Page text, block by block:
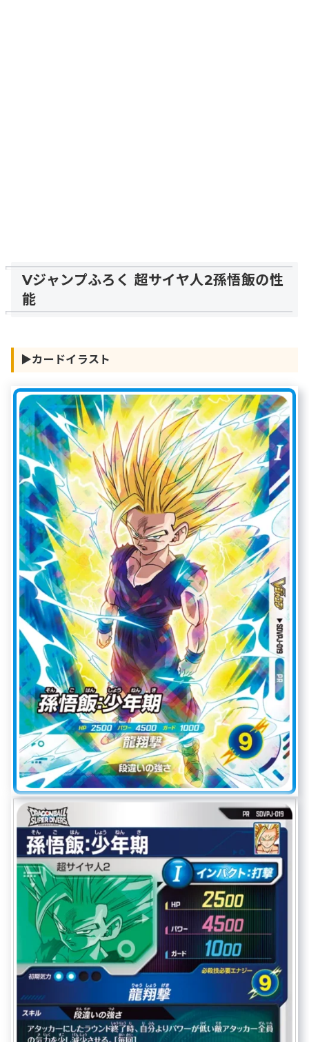
Vジャンプふろく 超サイヤ人2孫悟飯の性
能
▶︎カードイラスト